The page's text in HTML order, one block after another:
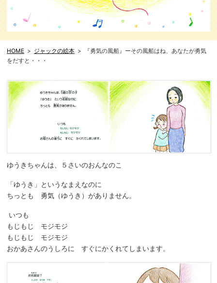
HOME ジャックの絵本
『勇気の風船』ーその風船はね、あなたが勇気
をだすと・・・
ゆうきちゃんは、５さいのおんなのこ
「ゆうき」というなまえなのに
ちっとも 勇気（ゆうき）がありません。
いつも
もじもじ モジモジ
もじもじ モジモジ
おかあさんのうしろに すぐにかくれてしまいます。